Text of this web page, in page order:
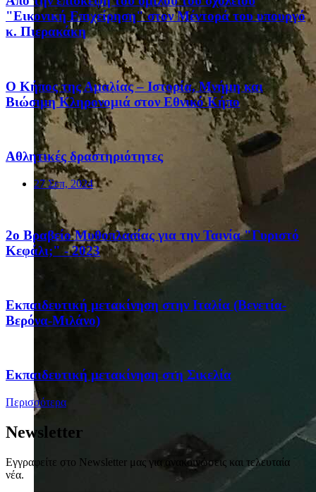
"Εικονική Επιχείρηση" στον Μέντορά του υπουργό
κ. Πιερακάκη
Ο Κήπος της Αμαλίας – Ιστορία, Μνήμη και
Βιώσιμη Κληρονομιά στον Εθνικό Κήπο
Αθλητικές δραστηριότητες
27 Σεπ, 2024
2ο Βραβείο Μυθοπλασίας για την Ταινία "Γυριστό
Κεφάλι;" - 2023
Eκπαιδευτική μετακίνηση στην Ιταλία (Βενετία-
Βερόνα-Μιλάνο)
Eκπαιδευτική μετακίνηση στη Σικελία
Περισσότερα
Newsletter
Εγγραφείτε στο Newsletter μας για ανακοινώσεις και τελευταία
νέα.